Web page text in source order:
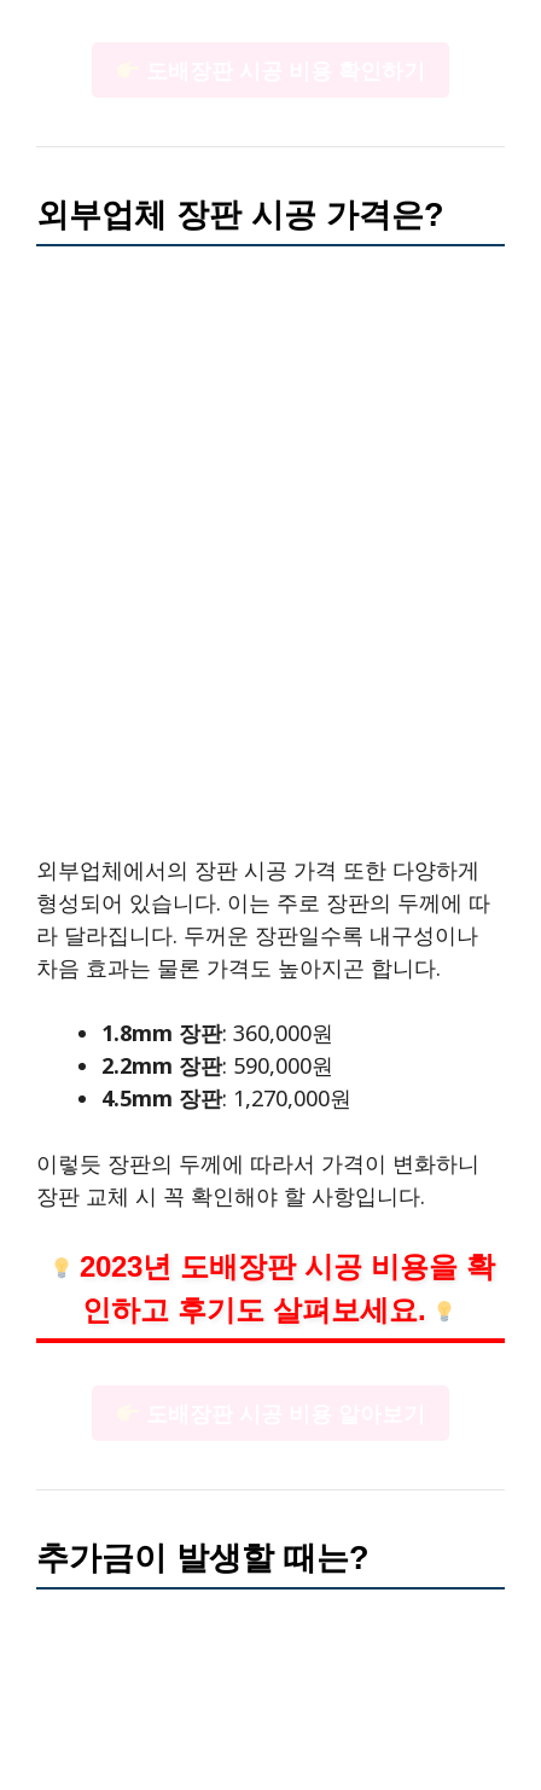
외부업체 장판 시공 가격은?
외부업체에서의 장판 시공 가격 또한 다양하게
형성되어 있습니다. 이는 주로 장판의 두께에 따
라 달라집니다. 두꺼운 장판일수록 내구성이나
차음 효과는 물론 가격도 높아지곤 합니다.
1.8mm 장판: 360,000원
2.2mm 장판: 590,000원
4.5mm 장판: 1,270,000원
이렇듯 장판의 두께에 따라서 가격이 변화하니
장판 교체 시 꼭 확인해야 할 사항입니다.
2023년 도배장판 시공 비용을 확
인하고 후기도 살펴보세요.
추가금이 발생할 때는?